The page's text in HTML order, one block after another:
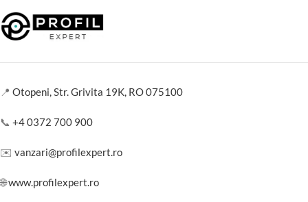
📍 Otopeni, Str. Grivita 19K, RO 075100
📞 +4 0372 700 900
✉️ vanzari@profilexpert.ro
🌐www.profilexpert.ro